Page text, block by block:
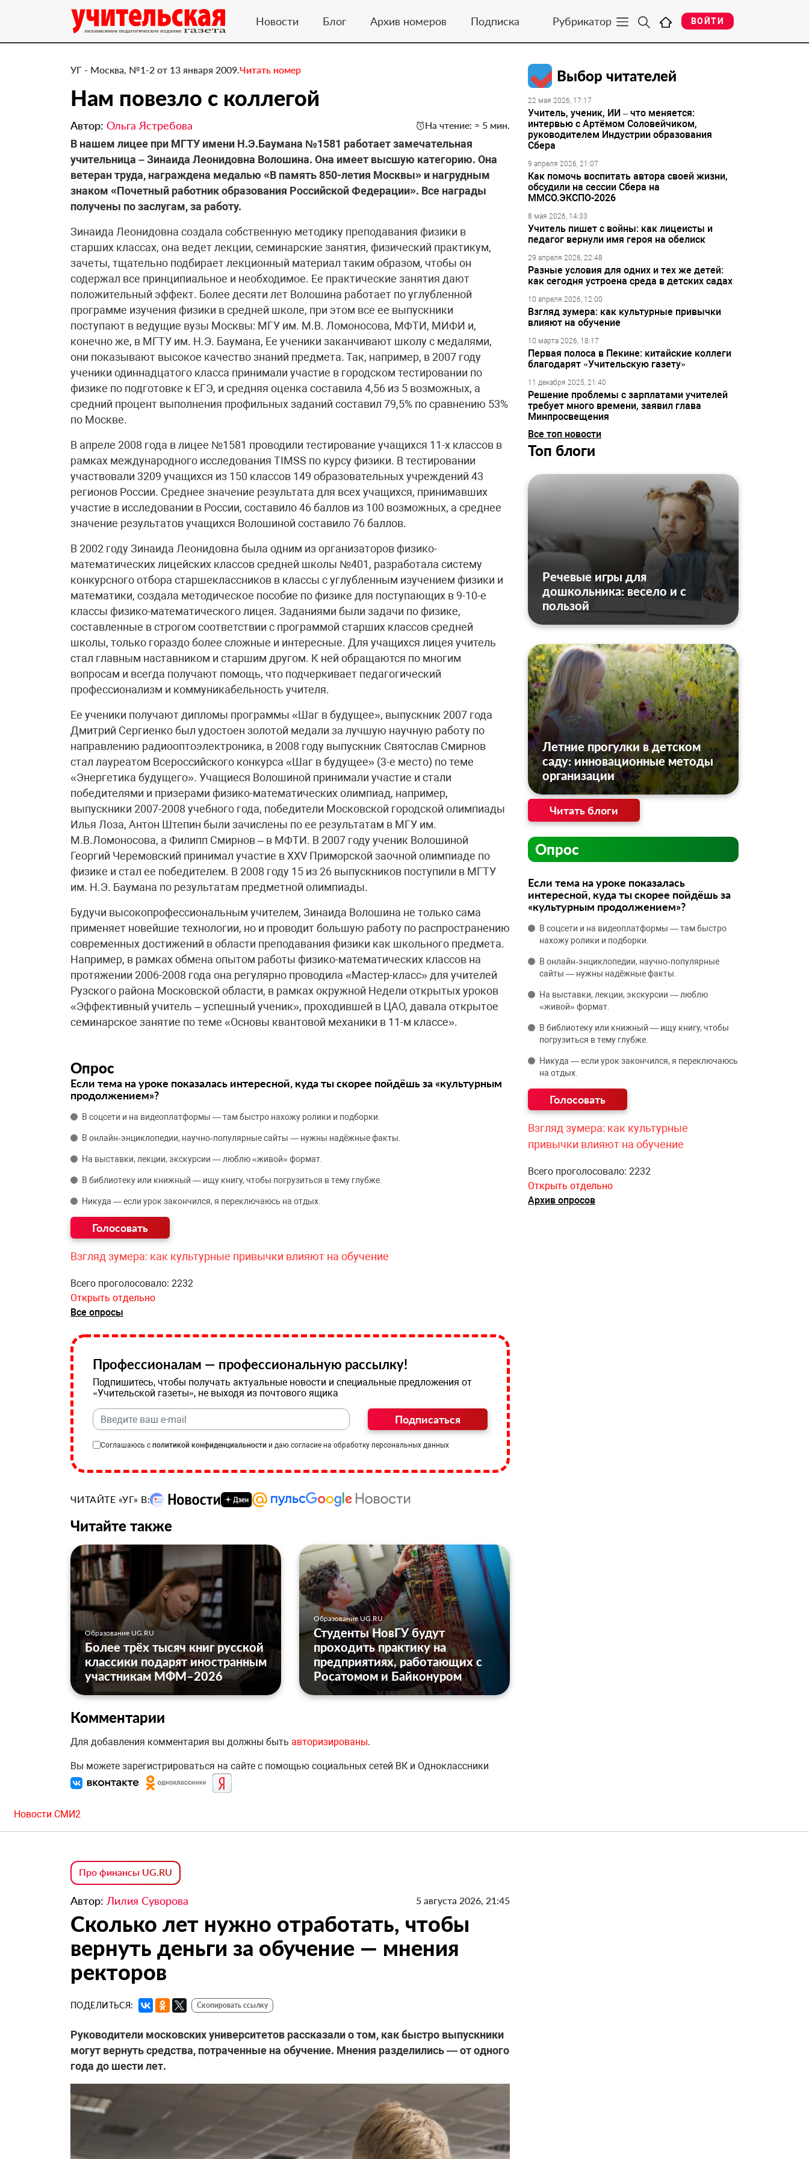
Новости Блог Архив номеров Подписка Рубрикатор ВОЙТИ
УГ - Москва, №1-2 от 13 января 2009.Читать номер
Нам повезло с коллегой
Автор: Ольга Ястребова На чтение: ≈ 5 мин.
В нашем лицее при МГТУ имени Н.Э.Баумана №1581 работает замечательная
учительница – Зинаида Леонидовна Волошина. Она имеет высшую категорию. Она
ветеран труда, награждена медалью «В память 850-летия Москвы» и нагрудным
знаком «Почетный работник образования Российской Федерации». Все награды
получены по заслугам, за работу.
Зинаида Леонидовна создала собственную методику преподавания физики в
старших классах, она ведет лекции, семинарские занятия, физический практикум,
зачеты, тщательно подбирает лекционный материал таким образом, чтобы он
содержал все принципиальное и необходимое. Ее практические занятия дают
положительный эффект. Более десяти лет Волошина работает по углубленной
программе изучения физики в средней школе, при этом все ее выпускники
поступают в ведущие вузы Москвы: МГУ им. М.В. Ломоносова, МФТИ, МИФИ и,
конечно же, в МГТУ им. Н.Э. Баумана, Ее ученики заканчивают школу с медалями,
они показывают высокое качество знаний предмета. Так, например, в 2007 году
ученики одиннадцатого класса принимали участие в городском тестировании по
физике по подготовке к ЕГЭ, и средняя оценка составила 4,56 из 5 возможных, а
средний процент выполнения профильных заданий составил 79,5% по сравнению 53%
по Москве.
В апреле 2008 года в лицее №1581 проводили тестирование учащихся 11-х классов в
рамках международного исследования TIMSS по курсу физики. В тестировании
участвовали 3209 учащихся из 150 классов 149 образовательных учреждений 43
регионов России. Среднее значение результата для всех учащихся, принимавших
участие в исследовании в России, составило 46 баллов из 100 возможных, а среднее
значение результатов учащихся Волошиной составило 76 баллов.
В 2002 году Зинаида Леонидовна была одним из организаторов физико-
математических лицейских классов средней школы №401, разработала систему
конкурсного отбора старшеклассников в классы с углубленным изучением физики и
математики, создала методическое пособие по физике для поступающих в 9-10-е
классы физико-математического лицея. Заданиями были задачи по физике,
составленные в строгом соответствии с программой старших классов средней
школы, только гораздо более сложные и интересные. Для учащихся лицея учитель
стал главным наставником и старшим другом. К ней обращаются по многим
вопросам и всегда получают помощь, что подчеркивает педагогический
профессионализм и коммуникабельность учителя.
Ее ученики получают дипломы программы «Шаг в будущее», выпускник 2007 года
Дмитрий Сергиенко был удостоен золотой медали за лучшую научную работу по
направлению радиооптоэлектроника, в 2008 году выпускник Святослав Смирнов
стал лауреатом Всероссийского конкурса «Шаг в будущее» (3-е место) по теме
«Энергетика будущего». Учащиеся Волошиной принимали участие и стали
победителями и призерами физико-математических олимпиад, например,
выпускники 2007-2008 учебного года, победители Московской городской олимпиады
Илья Лоза, Антон Штепин были зачислены по ее результатам в МГУ им.
М.В.Ломоносова, а Филипп Смирнов – в МФТИ. В 2007 году ученик Волошиной
Георгий Черемовский принимал участие в XXV Приморской заочной олимпиаде по
физике и стал ее победителем. В 2008 году 15 из 26 выпускников поступили в МГТУ
им. Н.Э. Баумана по результатам предметной олимпиады.
Будучи высокопрофессиональным учителем, Зинаида Волошина не только сама
применяет новейшие технологии, но и проводит большую работу по распространению
современных достижений в области преподавания физики как школьного предмета.
Например, в рамках обмена опытом работы физико-математических классов на
протяжении 2006-2008 года она регулярно проводила «Мастер-класс» для учителей
Рузского района Московской области, в рамках окружной Недели открытых уроков
«Эффективный учитель – успешный ученик», проходившей в ЦАО, давала открытое
семинарское занятие по теме «Основы квантовой механики в 11-м классе».
Опрос
Если тема на уроке показалась интересной, куда ты скорее пойдёшь за «культурным
продолжением»?
В соцсети и на видеоплатформы — там быстро нахожу ролики и подборки.
В онлайн‑энциклопедии, научно‑популярные сайты — нужны надёжные факты.
На выставки, лекции, экскурсии — люблю «живой» формат.
В библиотеку или книжный — ищу книгу, чтобы погрузиться в тему глубже.
Никуда — если урок закончился, я переключаюсь на отдых.
Взгляд зумера: как культурные привычки влияют на обучение
Всего проголосовало: 2232
Открыть отдельно
Все опросы
Профессионалам — профессиональную рассылку!
Подпишитесь, чтобы получать актуальные новости и специальные предложения от
«Учительской газеты», не выходя из почтового ящика
Подписаться
Соглашаюсь с политикой конфиденциальности и даю согласие на обработку персональных данных
ЧИТАЙТЕ «УГ» В:
Читайте также
Образование UG.RU
Более трёх тысяч книг русской
классики подарят иностранным
участникам МФМ–2026
Образование UG.RU
Студенты НовГУ будут
проходить практику на
предприятиях, работающих с
Росатомом и Байконуром
Комментарии
Для добавления комментария вы должны быть авторизированы.
Вы можете зарегистрироваться на сайте с помощью социальных сетей ВК и Одноклассники
Выбор читателей
22 мая 2026, 17:17
Учитель, ученик, ИИ – что меняется:
интервью с Артёмом Соловейчиком,
руководителем Индустрии образования
Сбера
9 апреля 2026, 21:07
Как помочь воспитать автора своей жизни,
обсудили на сессии Сбера на
ММСО.ЭКСПО-2026
8 мая 2026, 14:33
Учитель пишет с войны: как лицеисты и
педагог вернули имя героя на обелиск
29 апреля 2026, 22:48
Разные условия для одних и тех же детей:
как сегодня устроена среда в детских садах
10 апреля 2026, 12:00
Взгляд зумера: как культурные привычки
влияют на обучение
10 марта 2026, 18:17
Первая полоса в Пекине: китайские коллеги
благодарят «Учительскую газету»
11 декабря 2025, 21:40
Решение проблемы с зарплатами учителей
требует много времени, заявил глава
Минпросвещения
Все топ новости
Топ блоги
Речевые игры для
дошкольника: весело и с
пользой
Летние прогулки в детском
саду: инновационные методы
организации
Читать блоги
Опрос
Если тема на уроке показалась
интересной, куда ты скорее пойдёшь за
«культурным продолжением»?
В соцсети и на видеоплатформы — там быстро
нахожу ролики и подборки.
В онлайн‑энциклопедии, научно‑популярные
сайты — нужны надёжные факты.
На выставки, лекции, экскурсии — люблю
«живой» формат.
В библиотеку или книжный — ищу книгу, чтобы
погрузиться в тему глубже.
Никуда — если урок закончился, я переключаюсь
на отдых.
Взгляд зумера: как культурные
привычки влияют на обучение
Всего проголосовало: 2232
Открыть отдельно
Архив опросов
Новости СМИ2
Про финансы UG.RU
Автор: Лилия Суворова 5 августа 2026, 21:45
Сколько лет нужно отработать, чтобы
вернуть деньги за обучение — мнения
ректоров
ПОДЕЛИТЬСЯ: Скопировать ссылку
Руководители московских университетов рассказали о том, как быстро выпускники
могут вернуть средства, потраченные на обучение. Мнения разделились — от одного
года до шести лет.